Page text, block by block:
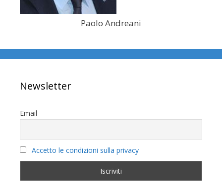
Paolo Andreani
Newsletter
Email
Accetto le condizioni sulla privacy